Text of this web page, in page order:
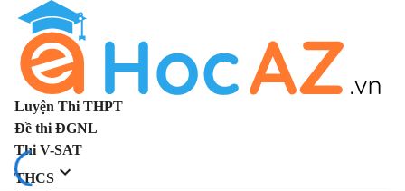
Luyện Thi THPT
Đề thi ĐGNL
Thi V-SAT
THCS